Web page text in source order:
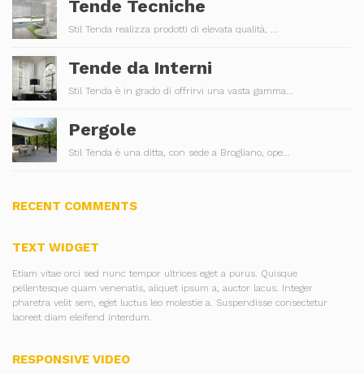
Tende Tecniche
Stil Tenda realizza prodotti di elevata qualità, ...
Tende da Interni
Stil Tenda è in grado di offrirvi una vasta gamma...
Pergole
Stil Tenda è una ditta, con sede a Brogliano, ope...
RECENT COMMENTS
TEXT WIDGET
Etiam vitae orci sed nunc tempor ultrices eget a purus. Quisque
pellentesque quam venenatis, aliquet ipsum a, auctor lacus. Integer
pharetra velit sem, eget luctus leo molestie a. Suspendisse consectetur
laoreet diam eleifend interdum.
RESPONSIVE VIDEO